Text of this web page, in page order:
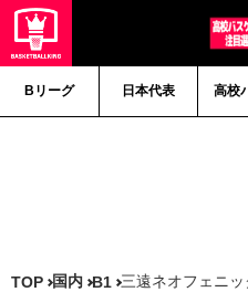
Bリーグ 日本代表 高校
TOP 国内 B1 三遠ネオフェニ